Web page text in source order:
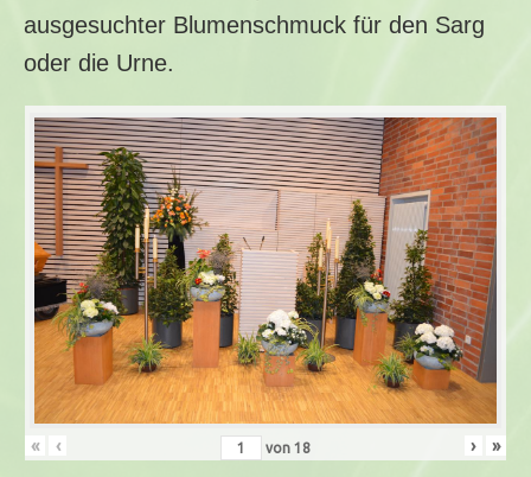
ausgesuchter Blumenschmuck für den Sarg
oder die Urne.
« ‹ von 18 › »